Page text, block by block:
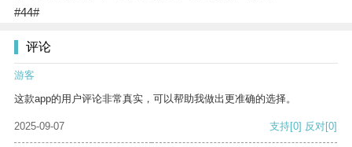
#44#
评论
游客
这款app的用户评论非常真实，可以帮助我做出更准确的选择。
2025-09-07 支持[0] 反对[0]